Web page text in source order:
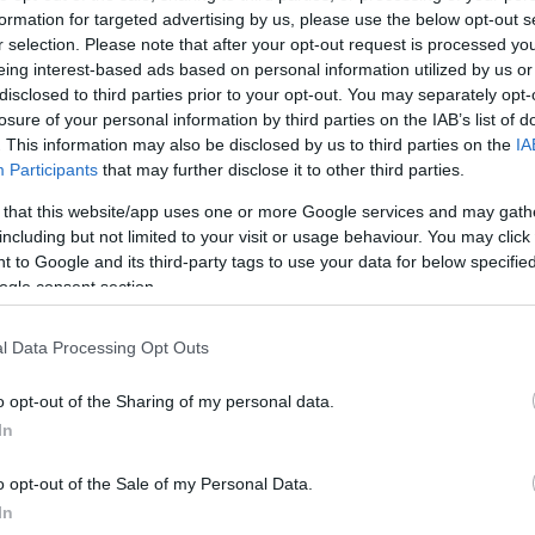
for targeted advertising by us, please use the below opt-out
selection. Please note that after your opt-out request is processed
interest-based ads based on personal information utilized by us
to third parties prior to your opt-out. You may separately
of your personal information by third parties on the IAB’s list of
This information may also be disclosed by us to third parties on the
Participants that may further disclose it to other third parties.
that this website/app uses one or more Google services and may
but not limited to your visit or usage behaviour. You may
to Google and its third-party tags to use your data for below
consent section.
Data Processing Opt Outs
opt-out of the Sharing of my personal data.
opt-out of the Sale of my Personal Data.
το κράτος του Ισραήλ και η θέση μας μα επιτρέπει
Ισραήλ αν παραβιάζει το διεθνές δίκαιο. Η χώρα μας
στήριξη σε χώρες του Κόλπου και αυτό δημιουργεί
αναβάθμισης της θέσης μας. Κινούμαστε
χαρακτήρα.
– Ισραηλ δεν είναι καινούρια. Απευθύνονται
γνώμη. Ελπίζω ότι δεν θα βρεθούμε σε μια
σε όλα τα διπλωματικά μέτωπα της Μέσης